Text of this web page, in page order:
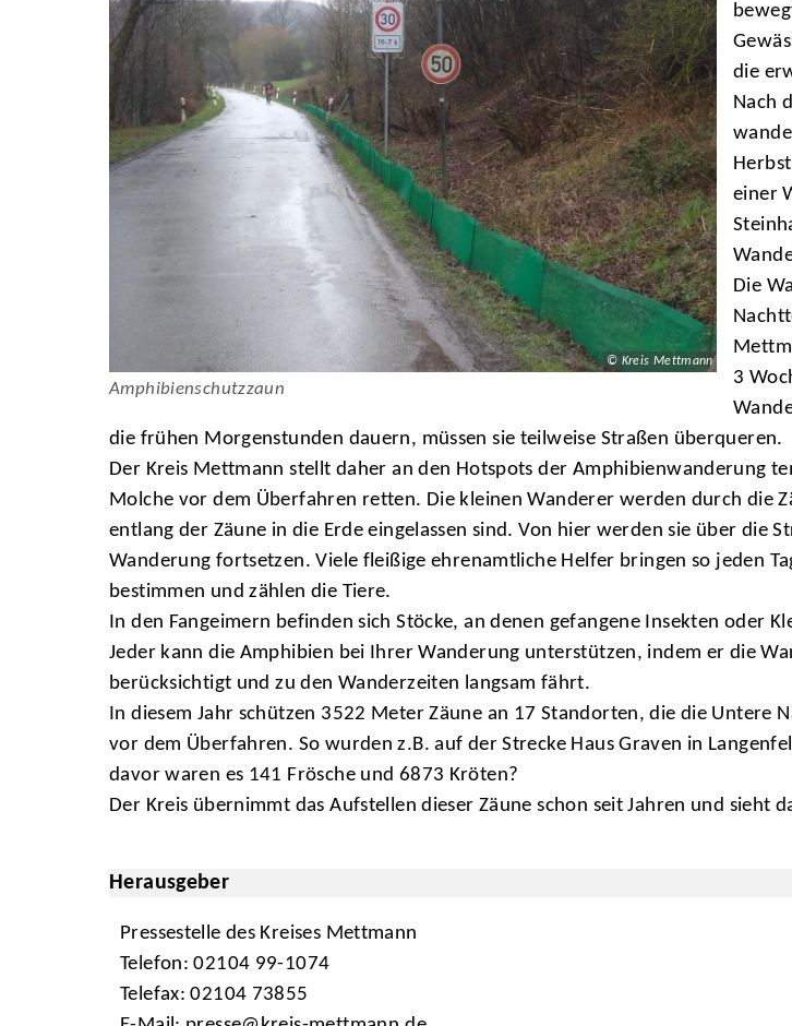
© Kreis Mettmann
Amphibienschutzzaun
die
Nach
einer
Die
3
die frühen Morgenstunden dauern, müssen sie teilweise Straßen überqueren.
Der Kreis Mettmann stellt daher an den Hotspots der Amphibienwanderung
Molche vor dem Überfahren retten. Die kleinen Wanderer werden durch die
entlang der Zäune in die Erde eingelassen sind. Von hier werden sie über die
Wanderung fortsetzen. Viele fleißige ehrenamtliche Helfer bringen so jeden
bestimmen und zählen die Tiere.
In den Fangeimern befinden sich Stöcke, an denen gefangene Insekten oder
Jeder kann die Amphibien bei Ihrer Wanderung unterstützen, indem er die
berücksichtigt und zu den Wanderzeiten langsam fährt.
In diesem Jahr schützen 3522 Meter Zäune an 17 Standorten, die die
vor dem Überfahren. So wurden z.B. auf der Strecke Haus Graven in
davor waren es 141 Frösche und 6873 Kröten?
Der Kreis übernimmt das Aufstellen dieser Zäune schon seit Jahren und sieht
Herausgeber
Pressestelle des Kreises Mettmann
Telefon: 02104 99-1074
Telefax: 02104 73855